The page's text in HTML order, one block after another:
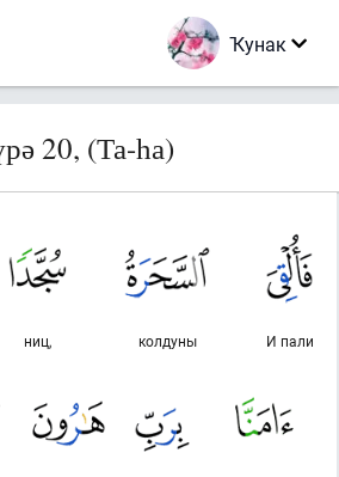
Ҡунак
20, (Та-һа)
И пали
колдуны
ниц,